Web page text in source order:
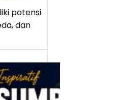
potensi
dan